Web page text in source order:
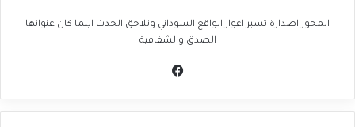
المحور اصدارة تسبر اغوار الواقع السوداني وتلاحق الحدث اينما كان عنوانها
الصدق والشفافية